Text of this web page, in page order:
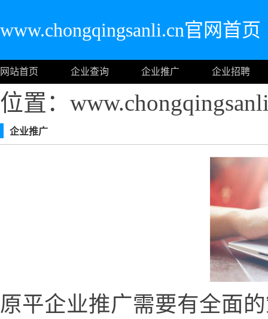
www.chongqingsanli.cn官网首页
网站首页 企业查询 企业推广 企业招聘
位置：
企业推广
原平企业推广需要有全面